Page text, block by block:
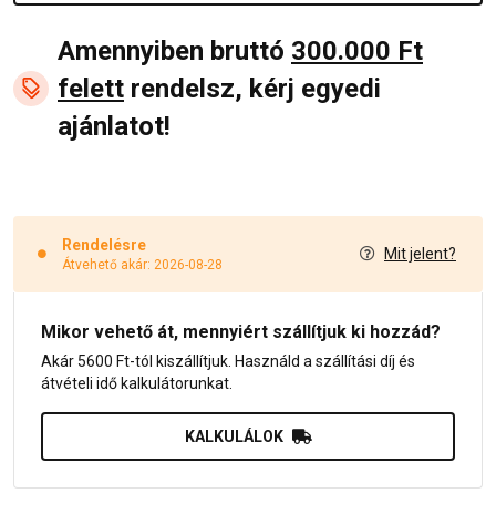
Amennyiben bruttó 300.000 Ft
felett rendelsz, kérj egyedi
ajánlatot!
Rendelésre
Átvehető akár: 2026-08-28
Mit jelent?
Mikor vehető át, mennyiért szállítjuk ki hozzád?
Akár 5600 Ft-tól kiszállítjuk. Használd a szállítási díj és
átvételi idő kalkulátorunkat.
KALKULÁLOK